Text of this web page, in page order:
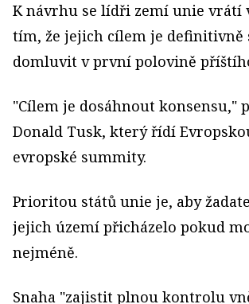
K návrhu se lídři zemí unie vrátí
tím, že jejich cílem je definitivně
domluvit v první polovině
"Cílem je dosáhnout konsensu,"
Donald Tusk, který řídí
evropské summity.
Prioritou států unie je, aby
jejich území přicházelo pokud
nejméně.
Snaha "zajistit plnou kontrolu